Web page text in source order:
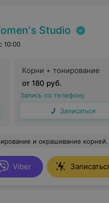
Studio
10:00
Корни + тонирование
от 180 руб.
Запись по телефону
Записаться
Кристине. Спасибо ей огромное за профессионализм, за прекрасный результат и бережный подход. Качество волос после окрашивания потрясающее.
Viber